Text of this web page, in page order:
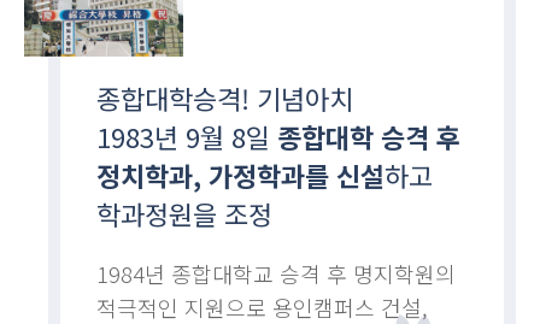
종합대학승격! 기념아치
1983년 9월 8일 종합대학 승격 후
정치학과, 가정학과를 신설하고
학과정원을 조정
1984년 종합대학교 승격 후 명지학원의
적극적인 지원으로 용인캠퍼스 건설,